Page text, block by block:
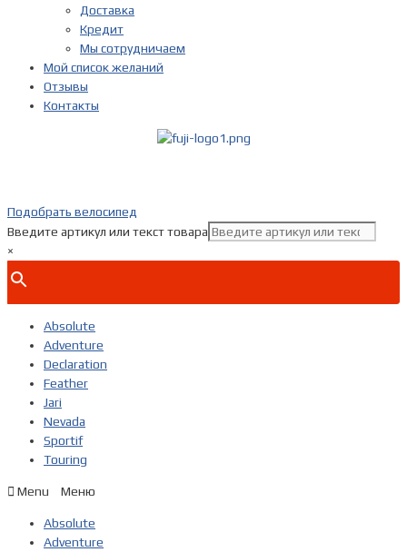
Доставка
Кредит
Мы сотрудничаем
Мой список желаний
Отзывы
Контакты
Подобрать велосипед
Введите артикул или текст товара
×
Absolute
Adventure
Declaration
Feather
Jari
Nevada
Sportif
Touring
Menu
Absolute
Adventure